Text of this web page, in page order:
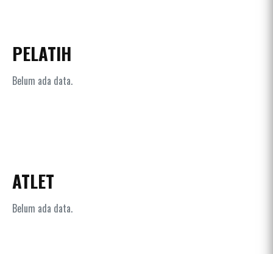
PELATIH
Belum ada data.
ATLET
Belum ada data.